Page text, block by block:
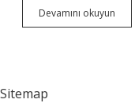
Devamını okuyun
Ne
Sitemap